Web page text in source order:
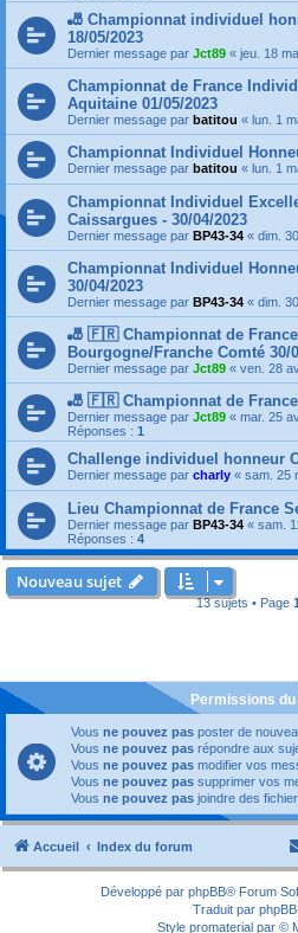
🎳 Championnat individuel
18/05/2023
Dernier message par Jct89 « jeu. 18
Championnat de France
Aquitaine 01/05/2023
Dernier message par batitou « lun. 1
Championnat Individuel
Dernier message par batitou « lun. 1
Championnat Individuel
Caissargues - 30/04/2023
Dernier message par BP43-34 « dim.
Championnat Individuel
30/04/2023
Dernier message par BP43-34 « dim.
🎳 🇫🇷 Championnat de
Bourgogne/Franche Comté
Dernier message par Jct89 « ven. 28
🎳 🇫🇷 Championnat de
Dernier message par Jct89 « mar. 25
Réponses : 1
Challenge individuel honneur
Dernier message par charly « sam. 25
Lieu Championnat de France
Dernier message par BP43-34 « sam.
Réponses : 4
Nouveau sujet
13 sujets • Page 1
Permissions
Vous ne pouvez pas poster de
Vous ne pouvez pas répondre aux
Vous ne pouvez pas modifier vos
Vous ne pouvez pas supprimer vos
Vous ne pouvez pas joindre des
Accueil Index du forum
Développé par phpBB® Forum
Traduit par
Style promaterial par ©